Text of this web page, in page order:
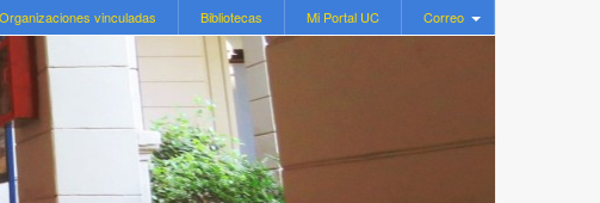
Organizaciones vinculadas Bibliotecas Mi Portal UC Correo